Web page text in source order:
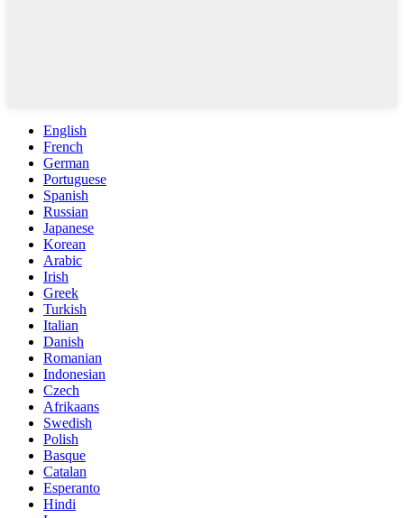
English
French
German
Portuguese
Spanish
Russian
Japanese
Korean
Arabic
Irish
Greek
Turkish
Italian
Danish
Romanian
Indonesian
Czech
Afrikaans
Swedish
Polish
Basque
Catalan
Esperanto
Hindi